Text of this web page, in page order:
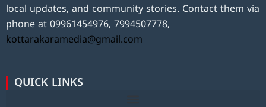
local updates, and community stories. Contact them via
phone at 09961454976, 7994507778,
kottarakaramedia@gmail.com
QUICK LINKS